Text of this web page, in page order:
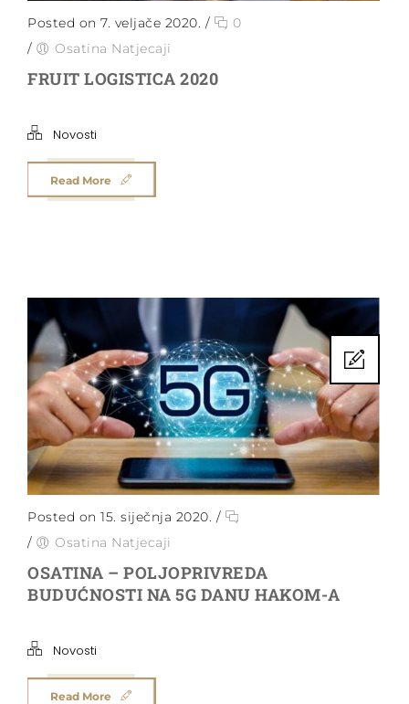
Posted on 7. veljače 2020. /
0
/
Osatina Natjecaji
FRUIT LOGISTICA 2020
Novosti
Read More
Posted on 15. siječnja 2020. /
/
Osatina Natjecaji
OSATINA – POLJOPRIVREDA
BUDUĆNOSTI NA 5G DANU HAKOM-A
Novosti
Read More